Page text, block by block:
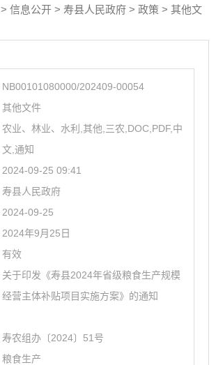
> 信息公开 > 寿县人民政府 > 政策 > 其他文
NB00101080000/202409-00054
其他文件
农业、林业、水利,其他,三农,DOC,PDF,中
文,通知
2024-09-25 09:41
寿县人民政府
2024-09-25
2024年9月25日
有效
关于印发《寿县2024年省级粮食生产规模
经营主体补贴项目实施方案》的通知
寿农组办〔2024〕51号
粮食生产